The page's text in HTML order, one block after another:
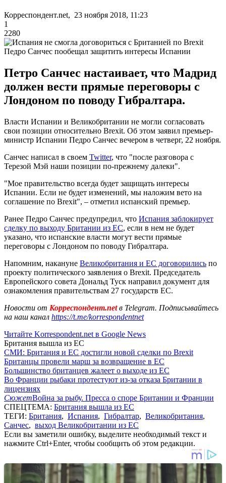
Корреспондент.net, 23 ноября 2018, 11:23
1
2280
Педро Санчес пообещал защитить интересы Испании
Петро Санчес настаивает, что Мадрид
должен вести прямые переговоры с
Лондоном по поводу Гибралтара.
Власти Испании и Великобритании не могли согласовать
свои позиции относительно Brexit. Об этом заявил премьер-
министр Испании Педро Санчес вечером в четверг, 22 ноября.
Санчес написал в своем Twitter, что "после разговора с
Терезой Мэй наши позиции по-прежнему далеки".
"Мое правительство всегда будет защищать интересы
Испании. Если не будет изменений, мы наложим вето на
соглашение по Brexit", – отметил испанский премьер.
Ранее Педро Санчес предупредил, что Испания заблокирует
сделку по выходу Британии из ЕС, если в нем не будет
указано, что испанские власти могут вести прямые
переговоры с Лондоном по поводу Гибралтара.
Напомним, накануне Великобритания и ЕС договорились по
проекту политического заявления о Brexit. Председатель
Европейского совета Дональд Туск направил документ для
ознакомления правительствам 27 государств ЕС.
Новости от Корреспондент.netв Telegram. Подписывайтесь
на наш канал https://t.me/korrespondentnet
Читайте Korrespondent.net в Google News
Британия вышла из ЕС
СМИ: Британия и ЕС достигли новой сделки по Brexit
Британцы провели марш за возвращение в ЕС
Большинство британцев жалеет о выходе из ЕС
Во Франции рыбаки протестуют из-за отказа Британии в
лицензиях
СюжетВойна за рыбу. Пресса о споре Британии и Франции
СПЕЦТЕМА: Британия вышла из ЕС
ТЕГИ: Британия, Испания, Гибралтар, Великобритания,
Санчес, выход Великобритании из ЕС
Если вы заметили ошибку, выделите необходимый текст и
нажмите Ctrl+Enter, чтобы сообщить об этом редакции.